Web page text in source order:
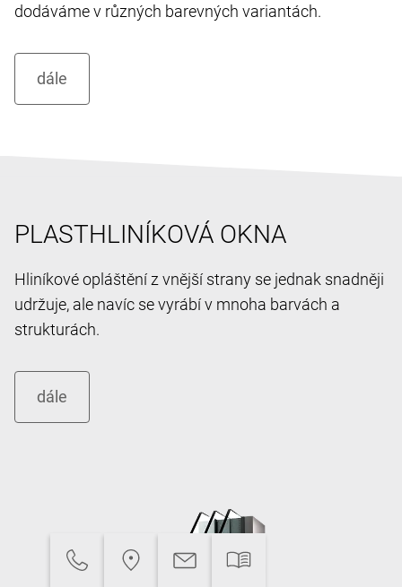
dodáváme v různých barevných variantách.
PLASTHLINÍKOVÁ OKNA
Hliníkové opláštění z vnější strany se jednak snadněji
udržuje, ale navíc se vyrábí v mnoha barvách a
strukturách.